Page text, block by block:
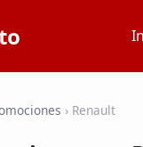
› Renault